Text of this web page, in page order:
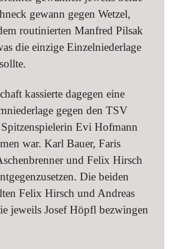
gewann gegen Wetzel,
routinierten Manfred Pilsak
die einzige Einzelniederlage
kassierte dagegen eine
gegen den TSV
Evi Hofmann
war. Karl Bauer, Faris
und Felix Hirsch
Die beiden
Felix Hirsch und Andreas
jeweils Josef Höpfl bezwingen